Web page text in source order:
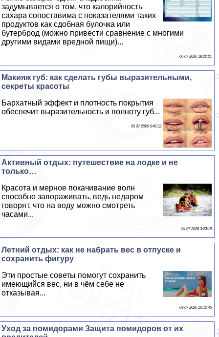
задумывается о том, что калорийность
сахара сопоставима с показателями таких
продуктов как сдобная булочка или
бутерброд (можно привести сравнение с многими
другими видами вредной пищи)...
06 07 2026 18:22:21
Макияж губ: как сделать губы выразительными,
секреты красоты
Бархатный эффект и плотность покрытия
обеспечит выразительность и полноту губ...
05 07 2026 5:46:52
Активный отдых: путешествие на лодке и не
только…
Красота и мерное покачивание волн
способно завораживать, ведь недаром
говорят, что на воду можно смотреть
часами...
04 07 2026 3:23:19
Летний отдых: как не набрать вес в отпуске и
сохранить фигуру
Эти простые советы помогут сохранить
имеющийся вес, ни в чём себе не
отказывая...
03 07 2026 10:12:45
Уход за помидорами Защита помидоров от их